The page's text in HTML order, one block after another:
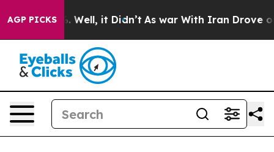
AGP PICKS
40%. Well, it Didn’t As war With Iran Drove oil